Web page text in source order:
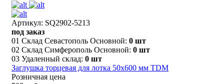
Артикул: SQ2902-5213
под заказ
01 Склад Севастополь Основной: 0 шт
02 Склад Симферополь Основной: 0 шт
03 Удаленный склад: 0 шт
Заглушка торцевая для лотка 50х600 мм TDM
Розничная цена